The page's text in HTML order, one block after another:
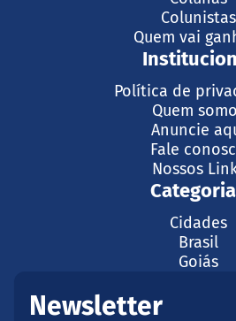
Colunistas
Quem vai
Política de
Quem
Anuncie
Fale
Nossos
Cidades
Brasil
Goiás
Newsletter